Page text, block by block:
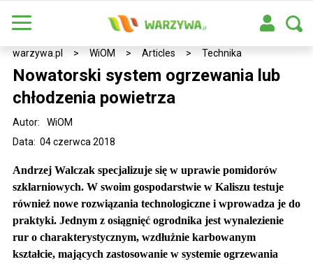
warzywa.pl > WiOM > Articles > Technika
Nowatorski system ogrzewania lub
chłodzenia powietrza
Data: 04 czerwca 2018
Autor: WiOM
Andrzej Walczak specjalizuje się w uprawie pomidorów
szklarniowych. W swoim gospodarstwie w Kaliszu testuje
również nowe rozwiązania technologiczne i wprowadza je do
praktyki. Jednym z osiągnięć ogrodnika jest wynalezienie
rur o charakterystycznym, wzdłużnie karbowanym
kształcie, mających zastosowanie w systemie ogrzewania